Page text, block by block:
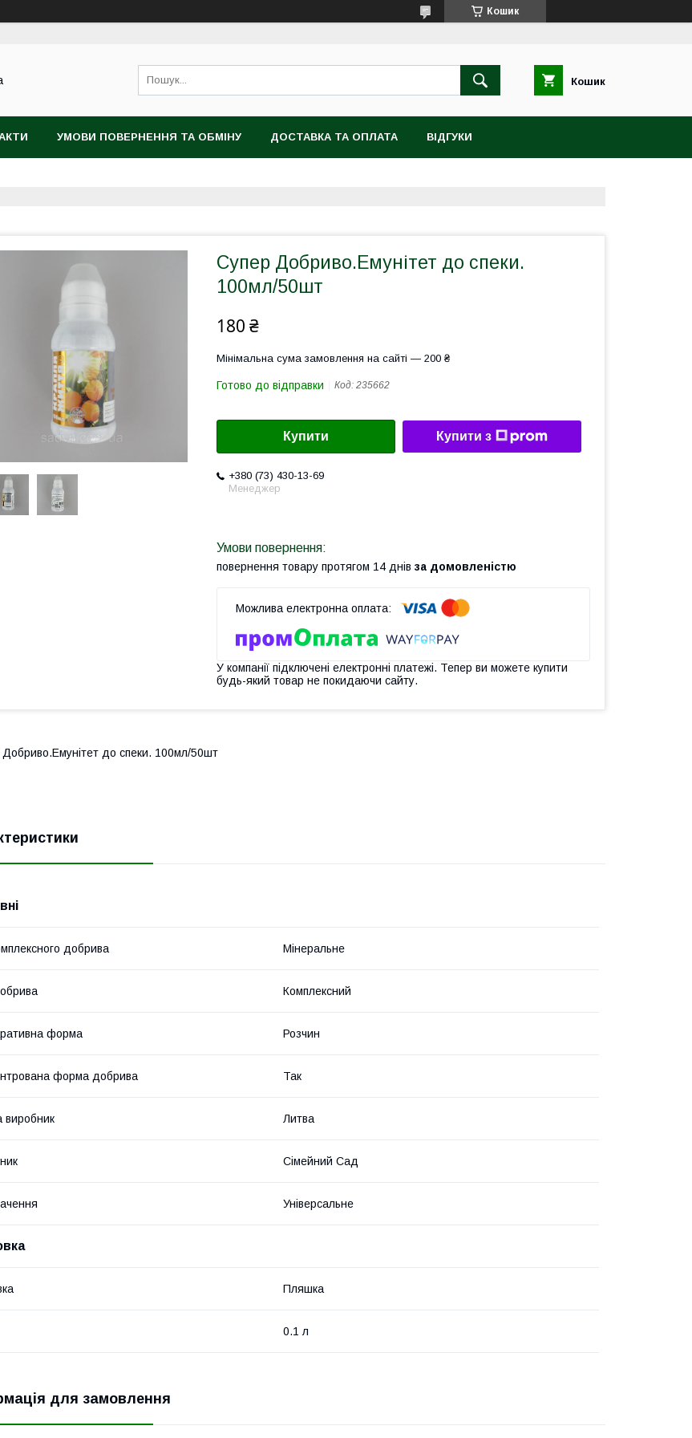
Кошик
Кошик
УМОВИ ПОВЕРНЕННЯ ТА ОБМІНУ ДОСТАВКА ТА ОПЛАТА ВІДГУКИ
Супер Добриво.Емунітет до спеки.
100мл/50шт
180 ₴
Мінімальна сума замовлення на сайті — 200 ₴
Готово до відправки Код: 235662
Купити Купити з
+380 (73) 430-13-69
Менеджер
повернення товару протягом 14 днів за домовленістю
У компанії підключені електронні платежі. Тепер ви можете купити
будь-який товар не покидаючи сайту.
до спеки. 100мл/50шт
добрива Мінеральне
Комплексний
форма Розчин
форма добрива Так
виробник Литва
Сімейний Сад
Універсальне
Пляшка
0.1 л
для замовлення